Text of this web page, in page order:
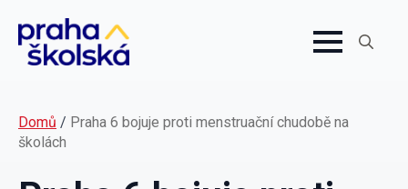
Domů / Praha 6 bojuje proti menstruační chudobě na
školách